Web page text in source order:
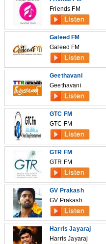
Friends FM
Galeed FM
Galeed FM
Geethavani
Geethavani
GTC FM
GTC FM
GTR FM
GTR FM
GV Prakash
GV Prakash
Harris Jayaraj
Harris Jayaraj